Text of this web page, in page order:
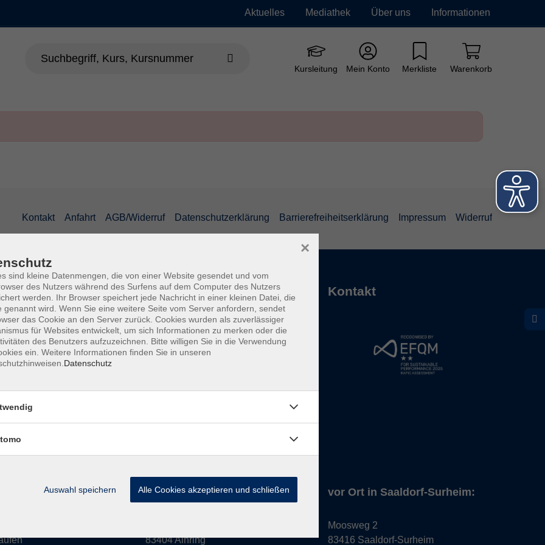
Aktuelles Mediathek Über uns Informationen
Kursleitung Mein Konto Merkliste Warenkorb
Sprachen Grundbildung Neue Kurse
Kontakt Anfahrt AGB/Widerruf Datenschutzerklärung Barrierefreiheitserklärung Impressum Widerruf
& Leben
Inhalte
Aktuelles
Mediathek
Über uns
Kontakt
in Laufen: vor Ort in Ainring:
83404 Ainring
vor Ort in Saaldorf-Surheim:
Moosweg 2
83416 Saaldorf-Surheim
sind kleine Datenmengen, die von einer Website gesendet und vom
des Nutzers während des Surfens auf dem Computer des Nutzers
werden. Ihr Browser speichert jede Nachricht in einer kleinen Datei, die
genannt wird. Wenn Sie eine weitere Seite vom Server anfordern, sendet
das Cookie an den Server zurück. Cookies wurden als zuverlässiger
für Websites entwickelt, um sich Informationen zu merken oder die
des Benutzers aufzuzeichnen. Bitte willigen Sie in die Verwendung
ein. Weitere Informationen finden Sie in unseren
Datenschutz
×
Auswahl speichern Alle Cookies akzeptieren und schließen